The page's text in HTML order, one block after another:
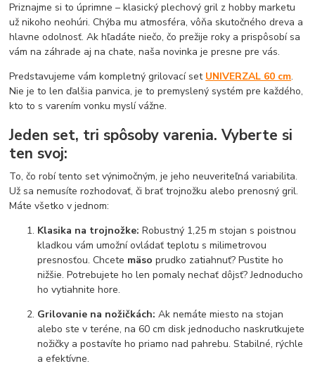
Priznajme si to úprimne – klasický plechový gril z hobby marketu
už nikoho neohúri. Chýba mu atmosféra, vôňa skutočného dreva a
hlavne odolnosť. Ak hľadáte niečo, čo prežije roky a prispôsobí sa
vám na záhrade aj na chate, naša novinka je presne pre vás.
Predstavujeme vám kompletný grilovací set UNIVERZAL 60 cm.
Nie je to len ďalšia panvica, je to premyslený systém pre každého,
kto to s varením vonku myslí vážne.
Jeden set, tri spôsoby varenia. Vyberte si
ten svoj:
To, čo robí tento set výnimočným, je jeho neuveriteľná variabilita.
Už sa nemusíte rozhodovať, či brať trojnožku alebo prenosný gril.
Máte všetko v jednom:
Klasika na trojnožke: Robustný 1,25 m stojan s poistnou
kladkou vám umožní ovládať teplotu s milimetrovou
presnosťou. Chcete mäso prudko zatiahnuť? Pustite ho
nižšie. Potrebujete ho len pomaly nechať dôjsť? Jednoducho
ho vytiahnite hore.
Grilovanie na nožičkách: Ak nemáte miesto na stojan
alebo ste v teréne, na 60 cm disk jednoducho naskrutkujete
nožičky a postavíte ho priamo nad pahrebu. Stabilné, rýchle
a efektívne.